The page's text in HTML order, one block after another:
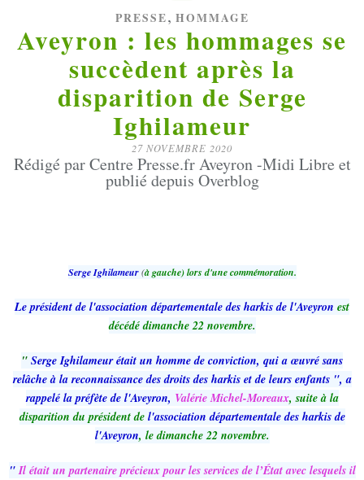
PRESSE, HOMMAGE
Aveyron : les hommages se
succèdent après la
disparition de Serge
Ighilameur
27 NOVEMBRE 2020
Rédigé par Centre Presse.fr Aveyron -Midi Libre et
publié depuis Overblog
Serge Ighilameur(à gauche) lors d'une commémoration.
Le président de l'association départementale des harkis de l'Aveyron est
décédé dimanche 22 novembre.
" Serge Ighilameur était un homme de conviction, qui a œuvré sans
relâche à la reconnaissance des droits des harkis et de leurs enfants ", a
rappelé la préfète de l'Aveyron, Valérie Michel-Moreaux, suite à la
disparition du président de l'association départementale des harkis de
l'Aveyron, le dimanche 22 novembre.
"Il était un partenaire précieux pour les services de l’État avec lesquels il